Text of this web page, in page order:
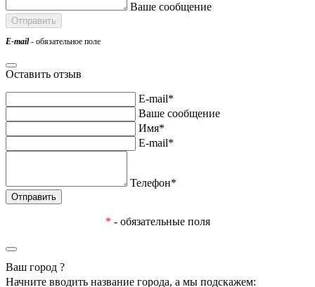
Ваше сообщение
E-mail- обязательное поле
Оставить отзыв
E-mail*
Ваше сообщение
Имя*
E-mail*
Телефон*
* - обязательные поля
Ваш город ?
Начните вводить название города, а мы подскажем: